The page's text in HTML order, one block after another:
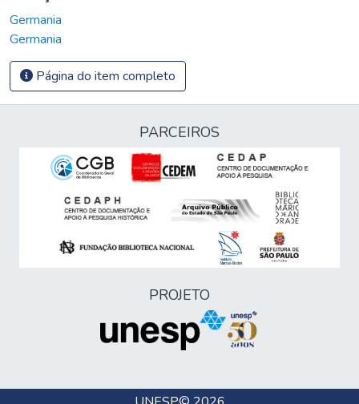
Germania
Germania
Página do item completo
PARCEIROS
PROJETO